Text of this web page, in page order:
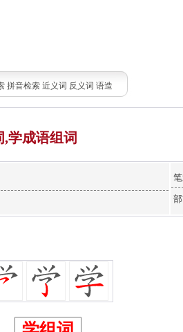
拼音检索 近义词 反义词 语造
学成语组词